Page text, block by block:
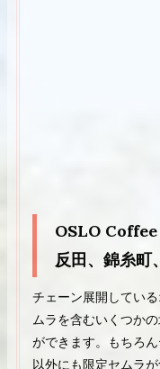
OSLO Coffee
反田、錦糸町
チェーン展開してい
ムラを含むいくつか
ができます。もちろ
以外にも限定セムラ